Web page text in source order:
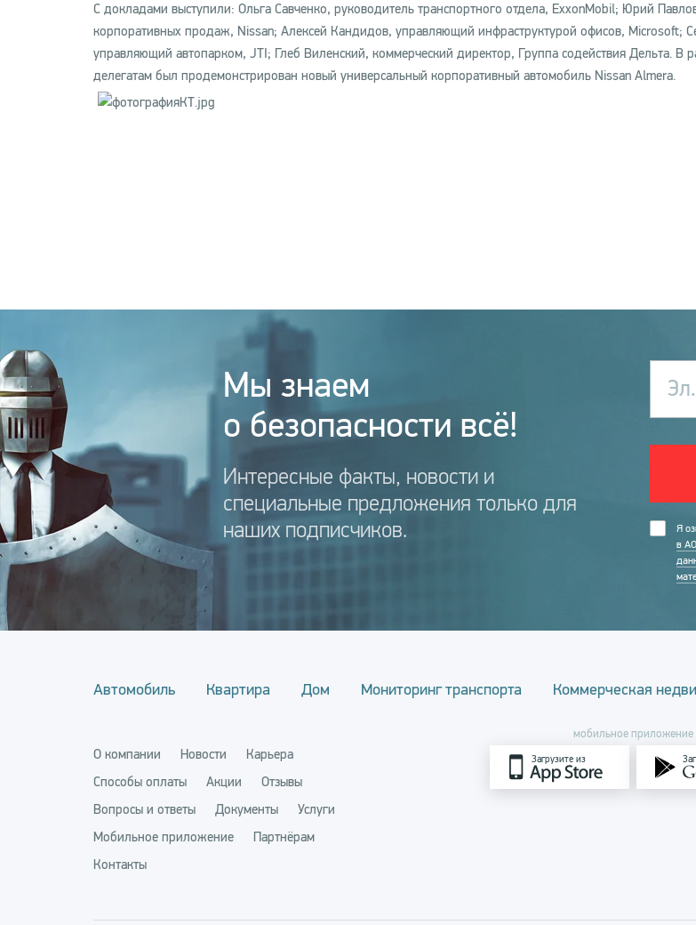
С докладами выступили: Ольга Савченко, руководитель транспортного отдела, ExxonMobil; Юрий
корпоративных продаж, Nissan; Алексей Кандидов, управляющий инфраструктурой офисов, Microsoft;
управляющий автопарком, JTI; Глеб Виленский, коммерческий директор, Группа содействия Дельта. В
делегатам был продемонстрирован новый универсальный корпоративный автомобиль Nissan Almera.
Мы знаем
о безопасности всё!
Интересные факты, новости и
специальные предложения только для
наших подписчиков.
Я
в
Автомобиль Квартира Дом Мониторинг транспорта Коммерческая
О компании Новости
Карьера
Способы оплаты
Акции
Отзывы
Вопросы и ответы
Документы
Услуги
Мобильное приложение
Партнёрам
Контакты
мобильное приложение
Загрузите из